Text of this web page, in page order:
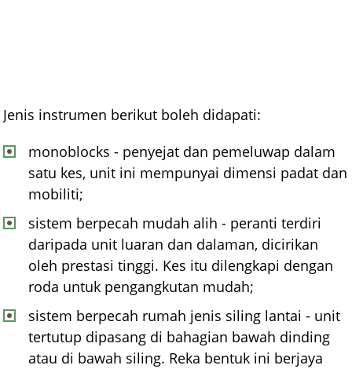
Jenis instrumen berikut boleh didapati:
monoblocks - penyejat dan pemeluwap dalam
satu kes, unit ini mempunyai dimensi padat dan
mobiliti;
sistem berpecah mudah alih - peranti terdiri
daripada unit luaran dan dalaman, dicirikan
oleh prestasi tinggi. Kes itu dilengkapi dengan
roda untuk pengangkutan mudah;
sistem berpecah rumah jenis siling lantai - unit
tertutup dipasang di bahagian bawah dinding
atau di bawah siling. Reka bentuk ini berjaya